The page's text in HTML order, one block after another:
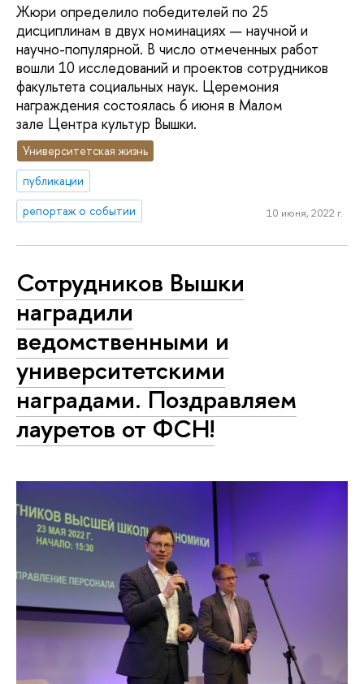
Жюри определило победителей по 25
дисциплинам в двух номинациях — научной и
научно-популярной. В число отмеченных работ
вошли 10 исследований и проектов сотрудников
факультета социальных наук. Церемония
награждения состоялась 6 июня в Малом
зале Центра культур Вышки.
Университетская жизнь
публикации
репортаж о событии
10 июня, 2022 г.
Сотрудников Вышки
наградили
ведомственными и
университетскими
наградами. Поздравляем
лауретов от ФСН!